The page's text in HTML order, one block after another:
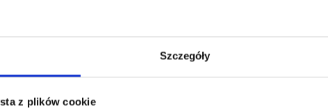
Szczegóły
z plików cookie
solidnych i trwałych przegród ściennych.